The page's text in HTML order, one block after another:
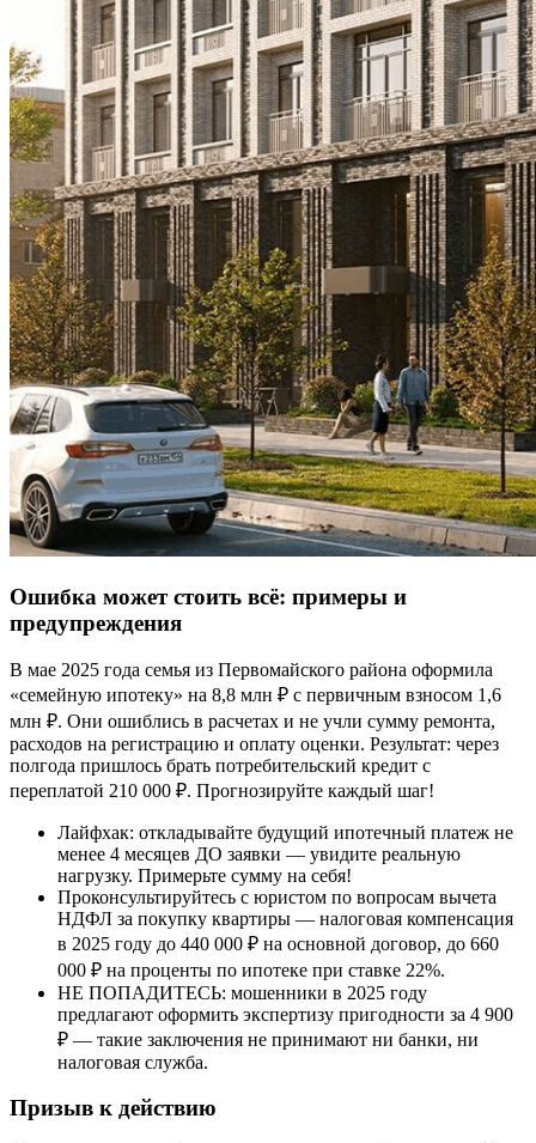
Ошибка может стоить всё: примеры и
предупреждения
В мае 2025 года семья из Первомайского района оформила
«семейную ипотеку» на 8,8 млн ₽ с первичным взносом 1,6
млн ₽. Они ошиблись в расчетах и не учли сумму ремонта,
расходов на регистрацию и оплату оценки. Результат: через
полгода пришлось брать потребительский кредит с
переплатой 210 000 ₽. Прогнозируйте каждый шаг!
Лайфхак: откладывайте будущий ипотечный платеж не
менее 4 месяцев ДО заявки — увидите реальную
нагрузку. Примерьте сумму на себя!
Проконсультируйтесь с юристом по вопросам вычета
НДФЛ за покупку квартиры — налоговая компенсация
в 2025 году до 440 000 ₽ на основной договор, до 660
000 ₽ на проценты по ипотеке при ставке 22%.
НЕ ПОПАДИТЕСЬ: мошенники в 2025 году
предлагают оформить экспертизу пригодности за 4 900
₽ — такие заключения не принимают ни банки, ни
налоговая служба.
Призыв к действию